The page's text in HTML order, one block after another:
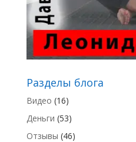
Разделы блога
Видео (16)
Деньги (53)
Отзывы (46)